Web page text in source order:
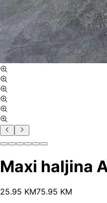
Maxi haljina
25.95 KM75.95 KM